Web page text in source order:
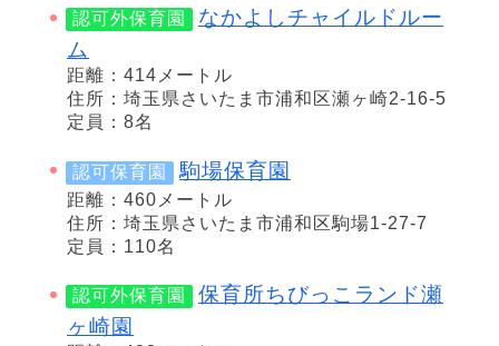
認可外保育園
なかよしチャイルドルー
ム
距離：414メートル
住所：埼玉県さいたま市浦和区瀬ヶ崎2-16-5
定員：8名
認可保育園 駒場保育園
距離：460メートル
住所：埼玉県さいたま市浦和区駒場1-27-7
定員：110名
認可外保育園
保育所ちびっこランド瀬
ヶ崎園